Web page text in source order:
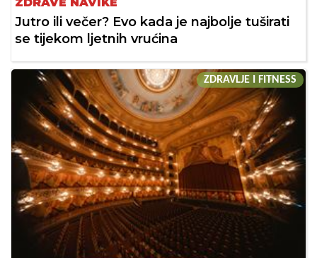
Jutro ili večer? Evo kada je najbolje tuširati
se tijekom ljetnih vrućina
ZDRAVLJE I FITNESS